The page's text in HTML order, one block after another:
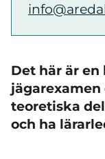
Det här är
jägarexamen
teoretiska
och ha